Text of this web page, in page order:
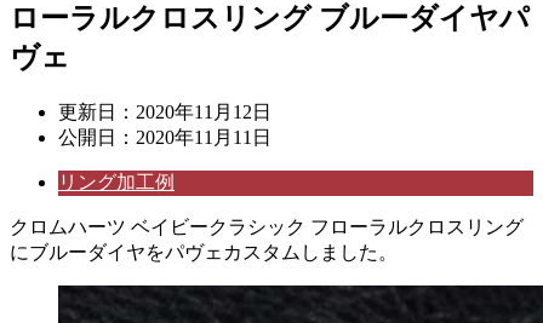
ローラルクロスリング ブルーダイヤパ
ヴェ
更新日： 2020年11月12日
公開日： 2020年11月11日
リング加工例
クロムハーツ ベイビークラシック フローラルクロスリング
にブルーダイヤをパヴェカスタムしました。